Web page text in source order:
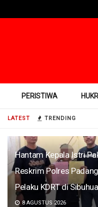
LATEST TRENDING
Hantam Kepala Istri
Reskrim Polres
Pelaku KDRT di
8 AGUSTUS 2026
PERISTIWA